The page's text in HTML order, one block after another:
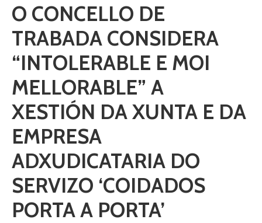
O CONCELLO DE
TRABADA CONSIDERA
“INTOLERABLE E MOI
MELLORABLE” A
XESTIÓN DA XUNTA E DA
EMPRESA
ADXUDICATARIA DO
SERVIZO ‘COIDADOS
PORTA A PORTA’